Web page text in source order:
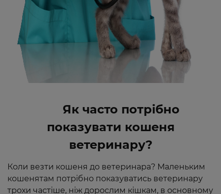
Як часто потрібно
показувати кошеня
ветеринару?
Коли везти кошеня до ветеринара? Маленьким
кошенятам потрібно показуватись ветеринару
трохи частіше, ніж дорослим кішкам, в основному